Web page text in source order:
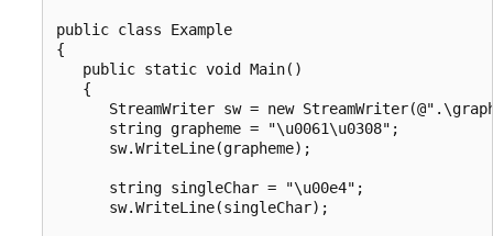
public class Example
{
   public static void Main()
   {
StreamWriter sw = new
      string grapheme = "\u0061\u0308";
      sw.WriteLine(grapheme);
      string singleChar = "\u00e4";
      sw.WriteLine(singleChar);